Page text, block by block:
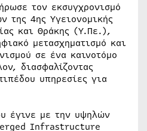
τον εκσυγχρονισμό
της 4ης Υγειονομικής
και Θράκης (Υ.Πε.),
μετασχηματισμό και
σε ένα καινοτόμο
διασφαλίζοντας
υπηρεσίες για
έγινε με την υψηλών
Infrastructure